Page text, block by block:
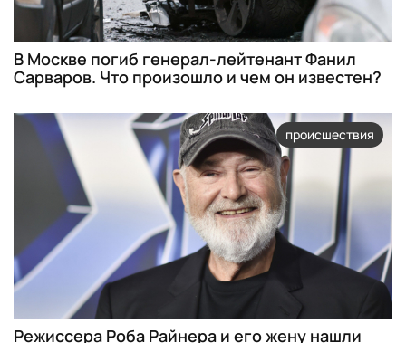
В Москве погиб генерал-лейтенант Фанил
Сарваров. Что произошло и чем он известен?
происшествия
Режиссера Роба Райнера и его жену нашли